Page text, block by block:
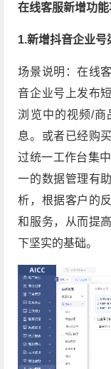
在线客服新增功能
1.新增抖音企业号
场景说明：在线
音企业号上发布
浏览中的视频/商
息。或者已经购
过统一工作台集
一的数据管理有
析，根据客户的
和服务，从而提
下坚实的基础。